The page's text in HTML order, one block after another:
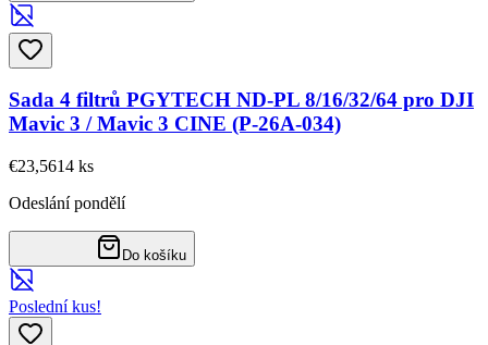
Sada 4 filtrů PGYTECH ND-PL 8/16/32/64 pro DJI
Mavic 3 / Mavic 3 CINE (P-26A-034)
€23,5614 ks
Odeslání pondělí
Do košíku
Poslední kus!